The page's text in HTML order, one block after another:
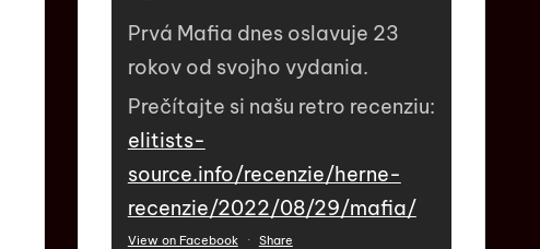
Prvá Mafia dnes oslavuje 23
rokov od svojho vydania.
Prečítajte si našu retro recenziu:
elitists-
source.info/recenzie/herne-
recenzie/2022/08/29/mafia/
View on Facebook · Share